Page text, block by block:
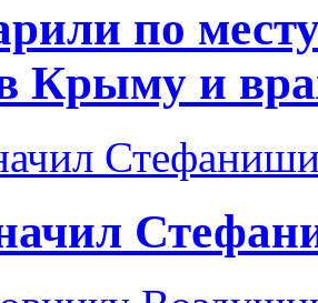
по
Крыму и